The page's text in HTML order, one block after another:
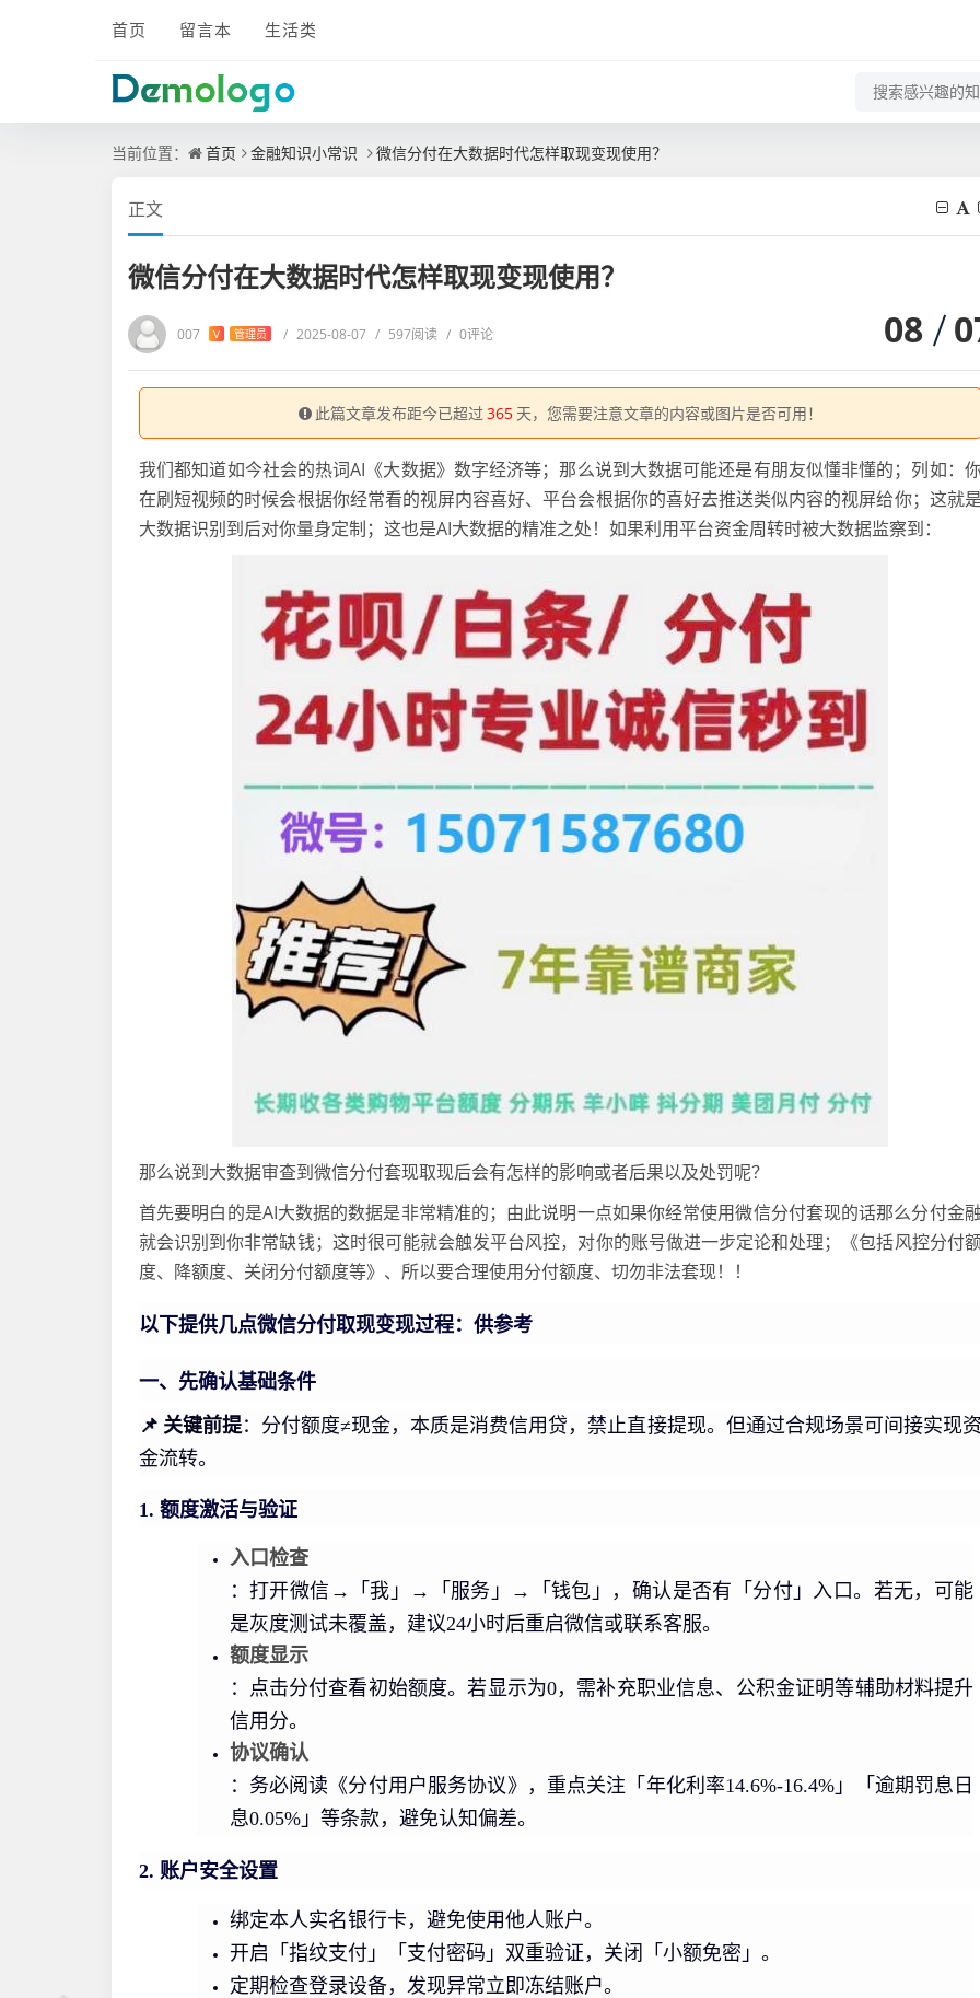
首页 留言本 生活类
当前位置： 首页 金融知识小常识 微信分付在大数据时代怎样取现变现使用？
正文
微信分付在大数据时代怎样取现变现使用？
007 V 管理员 / 2025-08-07 / 597阅读 / 0评论 08
此篇文章发布距今已超过 365 天，您需要注意文章的内容或图片是否可用！
我们都知道如今社会的热词AI《大数据》数字经济等；那么说到大数据可能还是有朋友似懂非懂的；列如：
在刷短视频的时候会根据你经常看的视屏内容喜好、平台会根据你的喜好去推送类似内容的视屏给你；这就是
大数据识别到后对你量身定制；这也是AI大数据的精准之处！如果利用平台资金周转时被大数据监察到：
那么说到大数据审查到微信分付套现取现后会有怎样的影响或者后果以及处罚呢？
首先要明白的是AI大数据的数据是非常精准的；由此说明一点如果你经常使用微信分付套现的话那么分付金融
就会识别到你非常缺钱；这时很可能就会触发平台风控，对你的账号做进一步定论和处理；《包括风控分付
度、降额度、关闭分付额度等》、所以要合理使用分付额度、切勿非法套现！！
以下提供几点微信分付取现变现过程：供参考
一、先确认基础条件
📌 关键前提：分付额度≠现金，本质是消费信用贷，禁止直接提现。但通过合规场景可间接实现资
金流转。
1. 额度激活与验证
入口检查
：打开微信→「我」→「服务」→「钱包」，确认是否有「分付」入口。若无，可能
是灰度测试未覆盖，建议24小时后重启微信或联系客服。
额度显示
：点击分付查看初始额度。若显示为0，需补充职业信息、公积金证明等辅助材料提升
信用分。
协议确认
：务必阅读《分付用户服务协议》，重点关注「年化利率14.6%-16.4%」「逾期罚息日
息0.05%」等条款，避免认知偏差。
2. 账户安全设置
绑定本人实名银行卡，避免使用他人账户。
开启「指纹支付」「支付密码」双重验证，关闭「小额免密」。
定期检查登录设备，发现异常立即冻结账户。